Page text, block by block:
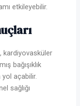
etkileyebilir.
kardiyovasküler
bağışıklık
açabilir.
sağlığı